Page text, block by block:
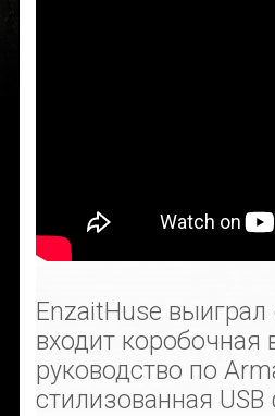
EnzaitHuse
входит коробочная
руководство по
стилизованная